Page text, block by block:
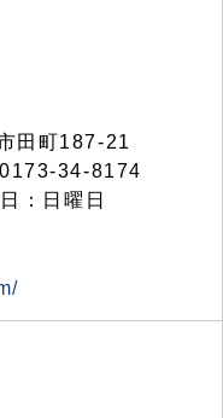
田町187-21
34-8174
：日曜日